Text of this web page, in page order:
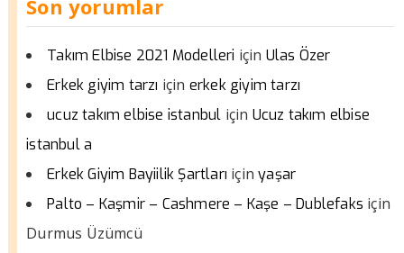
Son yorumlar
Takım Elbise 2021 Modelleri için Ulas Özer
Erkek giyim tarzı için erkek giyim tarzı
ucuz takım elbise istanbul için Ucuz takım elbise
istanbul a
Erkek Giyim Bayiilik Şartları içinyaşar
Palto – Kaşmir – Cashmere – Kaşe – Dublefaks için
Durmus Üzümcü